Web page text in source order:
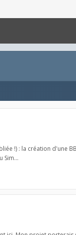
!) : la création d'une
Sim...